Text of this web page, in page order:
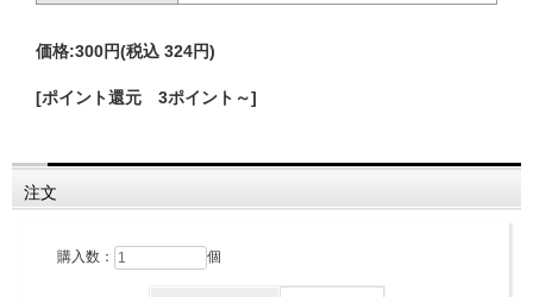
価格:300円(税込 324円)
[ポイント還元 3ポイント～]
注文
購入数： 個